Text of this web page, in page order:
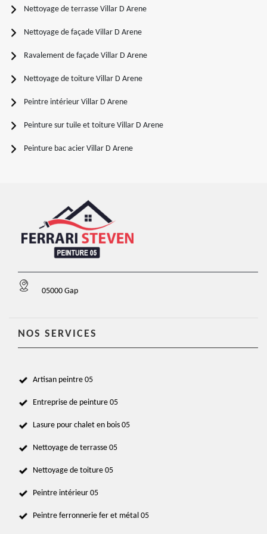
Nettoyage de terrasse Villar D Arene
Nettoyage de façade Villar D Arene
Ravalement de façade Villar D Arene
Nettoyage de toiture Villar D Arene
Peintre intérieur Villar D Arene
Peinture sur tuile et toiture Villar D Arene
Peinture bac acier Villar D Arene
05000 Gap
NOS SERVICES
Artisan peintre 05
Entreprise de peinture 05
Lasure pour chalet en bois 05
Nettoyage de terrasse 05
Nettoyage de toiture 05
Peintre intérieur 05
Peintre ferronnerie fer et métal 05